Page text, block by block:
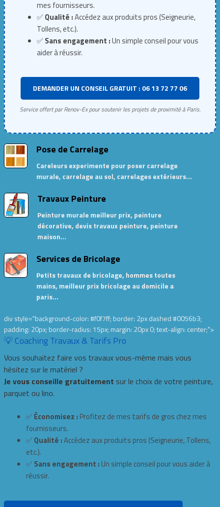
mes fournisseurs.
✅Qualité :Accédez aux produits pros (Seigneurie,
Tollens, etc.).
✅Sans engagement :Un simple conseil pour vous
aider à réussir.
DEMANDER UN CONSEIL GRATUIT : 06 13 72 77 06
Service offert par Renov-Ex pour soutenir les projets de proximité à Paris.
Pose de Carrelage
Careleurs experimente pour poser carrelage
murale, carrelage au sol, carrelages extérieurs…
Travaux Peinture
Peinture murale meilleur prix, peinture
décorative, devis travaux peinture, peinture
maison…
Services de Bricolage
Petits travaux de bricolage, hommes toutes
mains, meilleur prix bricolage au domicile a
paris…
div style="background-color: #f0f7ff; border: 2px dashed #0056b3;
padding: 20px; border-radius: 15px; margin: 20px 0; text-align: center;">
💡 Coaching Travaux & Tarifs Pro
Vous souhaitez faire vos travaux vous-même mais vous
hésitez sur le matériel ?
Je vous conseille gratuitement sur le choix de votre peinture,
parquet ou lino.
✅ Économisez : Profitez de mes tarifs de gros chez mes
fournisseurs.
✅ Qualité :Accédez aux produits pros (Seigneurie, Tollens,
etc.).
✅ Sans engagement : Un simple conseil pour vous aider à
réussir.